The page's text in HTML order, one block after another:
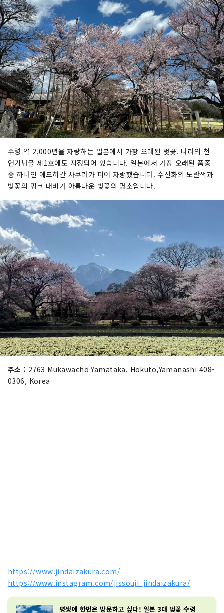
수령 약 2,000년을 자랑하는 일본에서 가장 오래된 벚꽃. 나라의 천
연기념물 제1호에도 지정되어 있습니다. 일본에서 가장 오래된 품종
중 하나인 에드히간 사쿠라가 피어 자랑했습니다. 수선화의 노란색과
벚꽃의 핑크 대비가 아름다운 벚꽃의 명소입니다.
주소 : 2763 Mukawacho Yamataka, Hokuto,Yamanashi 408-
0306, Korea
https://www.jindaizakura.com/
https://www.instagram.com/jissouji_jindaizakura/
평생에 한번은 방문하고 싶다! 일본 3대 벚꽃 수령